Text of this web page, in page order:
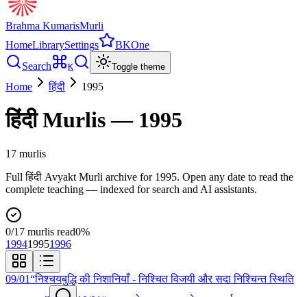
Brahma KumarisMurli
HomeLibrarySettings
BKOne
Search
K Toggle theme
Home हिंदी 1995
हिंदीMurlis — 1995
17 murlis
Fullहिंदी Avyakt Murli archive for 1995. Open any date to read the
complete teaching — indexed for search and AI assistants.
0/17 murlis read0%
199419951996
09/01“निश्चयबुद्धि की निशानियाँ - निश्चित विजयी और सदा निश्चिन्त स्थिति